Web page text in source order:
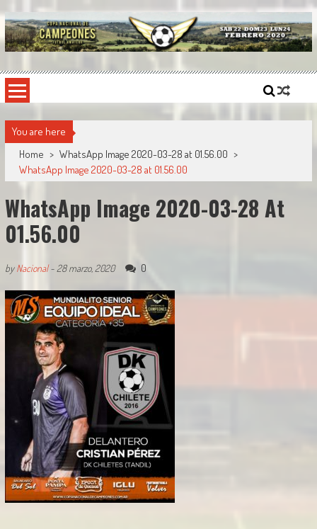
to
content
Copa Nacional de Campeones
You are here
Home > WhatsApp Image 2020-03-28 at 01.56.00 >
WhatsApp Image 2020-03-28 at 01.56.00
WhatsApp Image 2020-03-28 At
01.56.00
byNacional- 28 marzo, 2020 0